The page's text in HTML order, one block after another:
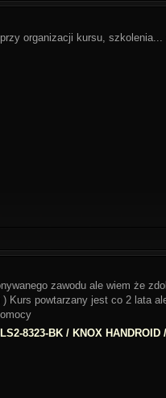
organizacji kursu,
zawodu ale wiem że
Kurs powtarzany jest co 2 lata
8323-BK / KNOX